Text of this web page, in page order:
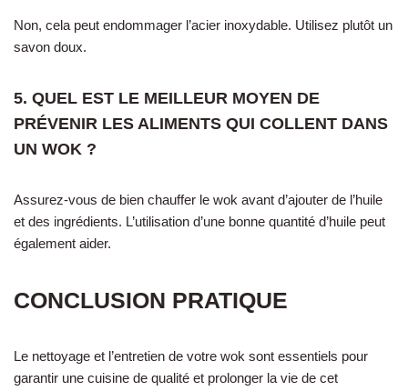
Non, cela peut endommager l’acier inoxydable. Utilisez plutôt un
savon doux.
5. QUEL EST LE MEILLEUR MOYEN DE
PRÉVENIR LES ALIMENTS QUI COLLENT DANS
UN WOK ?
Assurez-vous de bien chauffer le wok avant d’ajouter de l’huile
et des ingrédients. L’utilisation d’une bonne quantité d’huile peut
également aider.
CONCLUSION PRATIQUE
Le nettoyage et l’entretien de votre wok sont essentiels pour
garantir une cuisine de qualité et prolonger la vie de cet